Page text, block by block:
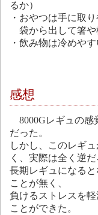
るか）
・おやつは手に取
袋から出して箸や
・飲み物は冷めや
感想
8000Gレギュの感
だった。
しかし、このレギ
く、実際は全く逆だ
長期レギュになる
ことが無く、
負けるストレスを
ことができた。